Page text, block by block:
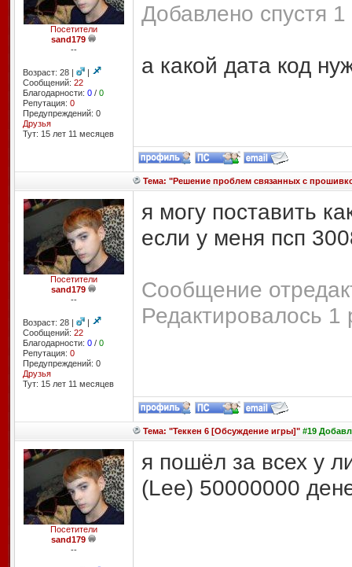
Посетители
sand179
--
Возраст: 28 |
|
Сообщений: 22
Благодарности: 0/ 0
Репутация: 0
Предупреждений: 0
Друзья
Тут: 15 лет 11 месяцев
Добавлено спустя
а какой дата код
Тема: "Решение проблем связанных с
Посетители
sand179
--
Возраст: 28 |
|
Сообщений: 22
Благодарности: 0/ 0
Репутация: 0
Предупреждений: 0
Друзья
Тут: 15 лет 11 месяцев
я могу поставить
если у меня псп
Сообщение
Редактировалось 1
Тема: "Теккен 6 [Обсуждение игры]"#19
Посетители
sand179
--
я пошёл за всех у
(Lee) 50000000